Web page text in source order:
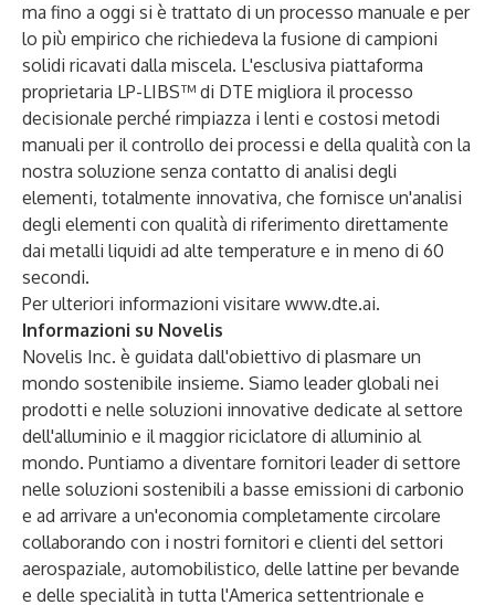
ma fino a oggi si è trattato di un processo manuale e per
lo più empirico che richiedeva la fusione di campioni
solidi ricavati dalla miscela. L'esclusiva piattaforma
proprietaria LP-LIBS™ di DTE migliora il processo
decisionale perché rimpiazza i lenti e costosi metodi
manuali per il controllo dei processi e della qualità con la
nostra soluzione senza contatto di analisi degli
elementi, totalmente innovativa, che fornisce un'analisi
degli elementi con qualità di riferimento direttamente
dai metalli liquidi ad alte temperature e in meno di 60
secondi.
Per ulteriori informazioni visitare www.dte.ai.
Informazioni su Novelis
Novelis Inc. è guidata dall'obiettivo di plasmare un
mondo sostenibile insieme. Siamo leader globali nei
prodotti e nelle soluzioni innovative dedicate al settore
dell'alluminio e il maggior riciclatore di alluminio al
mondo. Puntiamo a diventare fornitori leader di settore
nelle soluzioni sostenibili a basse emissioni di carbonio
e ad arrivare a un'economia completamente circolare
collaborando con i nostri fornitori e clienti del settori
aerospaziale, automobilistico, delle lattine per bevande
e delle specialità in tutta l'America settentrionale e